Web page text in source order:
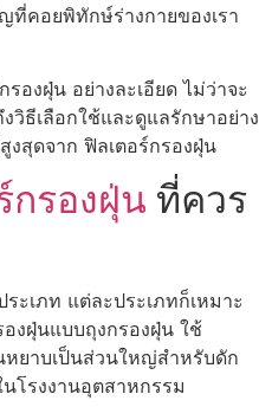
ที่คอยพิทักษ์ร่างกายของเรา
องฝุ่น อย่างละเอียด ไม่ว่าจะ
วิธีเลือกใช้และดูแลรักษาอย่าง
สุดจาก ฟิลเตอร์กรองฝุ่น
กรองฝุ่น ที่ควร
ะเภท แต่ละประเภทก็เหมาะ
งฝุ่นแบบถุงกรองฝุ่น ใช้
ยาบเป็นส่วนใหญ่สำหรับดัก
โรงงานอุตสาหกรรม